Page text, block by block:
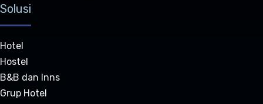
Solusi
Hotel
Hostel
B&B dan Inns
Grup Hotel